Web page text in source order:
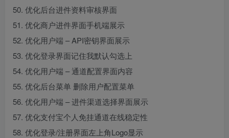
50. 优化后台进件资料审核界面
51. 优化商户进件界面手机端展示
52. 优化用户端 – API密钥界面展示
53. 优化登录界面记住我默认勾选上
54. 优化用户端 – 通道配置界面内容
55. 优化后台菜单 删除用户配置菜单
56. 优化用户端 – 进件渠道选择界面展示
57. 优化支付宝个人免挂通道在线稳定性
58. 优化登录/注册界面左上角Logo显示